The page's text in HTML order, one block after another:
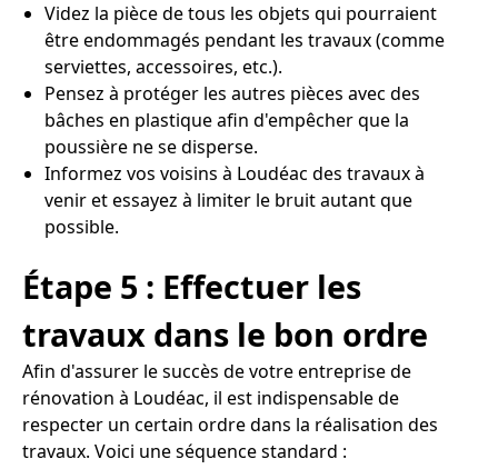
Videz la pièce de tous les objets qui pourraient
être endommagés pendant les travaux (comme
serviettes, accessoires, etc.).
Pensez à protéger les autres pièces avec des
bâches en plastique afin d'empêcher que la
poussière ne se disperse.
Informez vos voisins à Loudéac des travaux à
venir et essayez à limiter le bruit autant que
possible.
Étape 5 : Effectuer les
travaux dans le bon ordre
Afin d'assurer le succès de votre entreprise de
rénovation à Loudéac, il est indispensable de
respecter un certain ordre dans la réalisation des
travaux. Voici une séquence standard :